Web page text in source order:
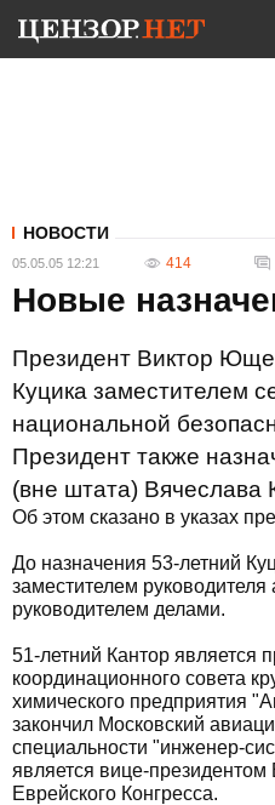
НОВОСТИ
05.05.05 12:21 414
Новые
Президент Виктор
Куцика заместителем
национальной
Президент также
(вне штата) Вячеслава
Об этом сказано в указах
До назначения 53-летний
заместителем
руководителем делами.
51-летний Кантор является
координационного совета
химического предприятия
закончил Московский
специальности "инженер-
является вице-президентом
Еврейского Конгресса.